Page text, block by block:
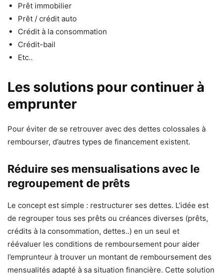
Prêt immobilier
Prêt / crédit auto
Crédit à la consommation
Crédit-bail
Etc..
Les solutions pour continuer à
emprunter
Pour éviter de se retrouver avec des dettes colossales à
rembourser, d’autres types de financement existent.
Réduire ses mensualisations avec le
regroupement de prêts
Le concept est simple : restructurer ses dettes. L’idée est
de regrouper tous ses prêts ou créances diverses (prêts,
crédits à la consommation, dettes..) en un seul et
réévaluer les conditions de remboursement pour aider
l’emprunteur à trouver un montant de remboursement des
mensualités adapté à sa situation financière. Cette solution